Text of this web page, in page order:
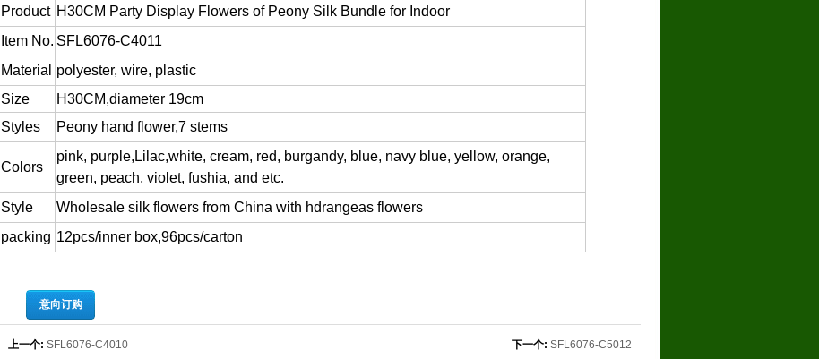
Product H30CM Party Display Flowers of Peony Silk Bundle for Indoor
Item No. SFL6076-C4011
Material
polyester, wire, plastic
Size
H30CM,diameter 19cm
Styles
Peony hand flower,7 stems
Colors
pink, purple,Lilac,white, cream, red, burgandy, blue, navy blue, yellow, orange,
green, peach, violet, fushia, and etc.
Style
Wholesale silk flowers from China with hdrangeas flowers
packing 12pcs/inner box,96pcs/carton
意向订购
上一个: SFL6076-C4010 下一个:SFL6076-C5012